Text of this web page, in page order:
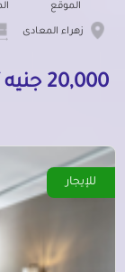
الموقع
زهراء المعادى
20,000 جنيه / سنوياً
للإيجار